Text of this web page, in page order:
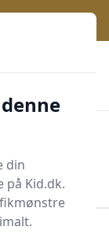
din
på Kid.dk.